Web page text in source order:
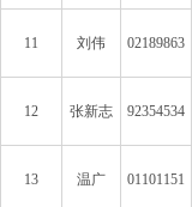
11 刘伟 02189863
12 张新志 92354534
13 温广 01101151